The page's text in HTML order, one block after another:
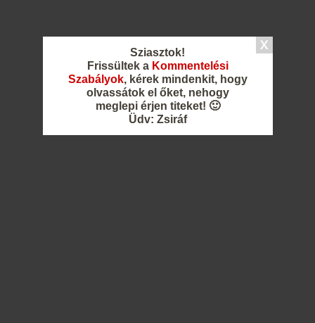
Sziasztok!
Frissültek a Kommentelési
Szabályok, kérek mindenkit, hogy
olvassátok el őket, nehogy
meglepi érjen titeket! 🙂
Üdv: Zsiráf